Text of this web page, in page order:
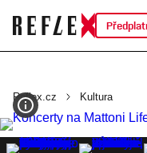
Reflex.cz Kultura